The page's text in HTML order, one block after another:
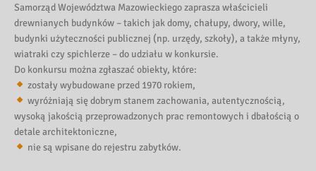
Samorząd Województwa Mazowieckiego zaprasza właścicieli
drewnianych budynków – takich jak domy, chałupy, dwory, wille,
budynki użyteczności publicznej (np. urzędy, szkoły), a także młyny,
wiatraki czy spichlerze – do udziału w konkursie.
Do konkursu można zgłaszać obiekty, które:
zostały wybudowane przed 1970 rokiem,
wyróżniają się dobrym stanem zachowania, autentycznością,
wysoką jakością przeprowadzonych prac remontowych i dbałością o
detale architektoniczne,
nie są wpisane do rejestru zabytków.